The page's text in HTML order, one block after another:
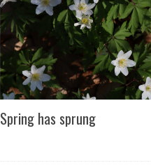
Spring has sprung